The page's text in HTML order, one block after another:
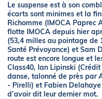
Le suspense est à son
écarts sont minimes et la
Richomme (IMOCA Paprec
flotte IMOCA depuis hier
(53,4 milles au pointage de
Santé Prévoyance) et Sam
route est encore longue et
Class40, Ian Lipinski
danse, talonné de près par
- Pirelli) et Fabien
d’avoir dit leur dernier mot.